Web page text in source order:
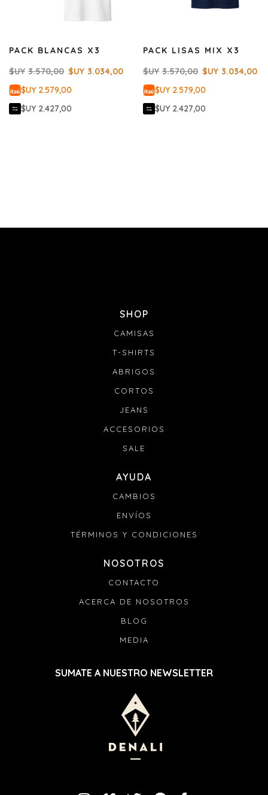
PACK BLANCAS X3
$UY 3.570,00 $UY 3.034,00
$UY 2.579,00
$UY 2.427,00
PACK LISAS MIX X3
$UY 3.570,00 $UY 3.034,00
$UY 2.579,00
$UY 2.427,00
SHOP
CAMISAS
T-SHIRTS
ABRIGOS
CORTOS
JEANS
ACCESORIOS
SALE
AYUDA
CAMBIOS
ENVÍOS
TÉRMINOS Y CONDICIONES
NOSOTROS
CONTACTO
ACERCA DE NOSOTROS
BLOG
MEDIA
SUMATE A NUESTRO NEWSLETTER